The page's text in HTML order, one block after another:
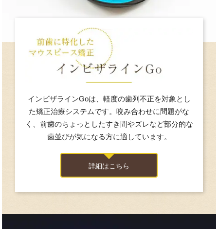
インビザラインGoは、軽度の歯列不正を対象とし
た矯正治療システムです。咬み合わせに問題がな
く、前歯のちょっとしたすき間やズレなど部分的な
歯並びが気になる方に適しています。
詳細はこちら